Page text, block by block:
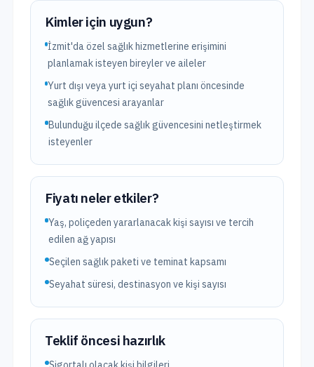
Kimler için uygun?
İzmit'da özel sağlık hizmetlerine erişimini
planlamak isteyen bireyler ve aileler
Yurt dışı veya yurt içi seyahat planı öncesinde
sağlık güvencesi arayanlar
Bulunduğu ilçede sağlık güvencesini netleştirmek
isteyenler
Fiyatı neler etkiler?
Yaş, poliçeden yararlanacak kişi sayısı ve tercih
edilen ağ yapısı
Seçilen sağlık paketi ve teminat kapsamı
Seyahat süresi, destinasyon ve kişi sayısı
Teklif öncesi hazırlık